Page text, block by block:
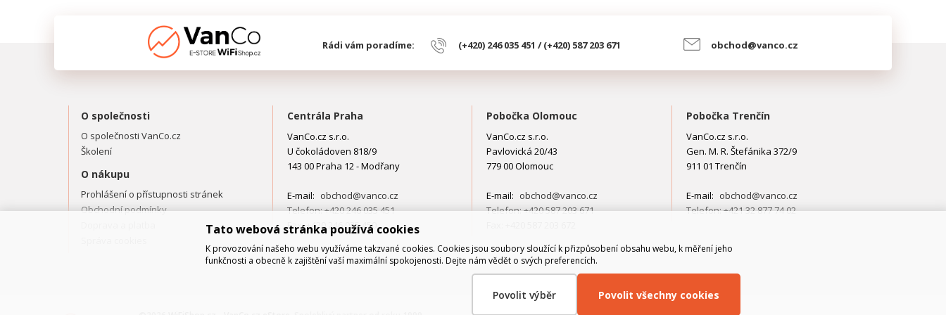
Rádi vám poradíme: (+420) 246 035 451 / (+420) 587 203 671 obchod@vanco.cz
O společnosti
O společnosti VanCo.cz
Školení
O nákupu
Prohlášení o přístupnosti stránek
Obchodní podmínky
Centrála Praha
VanCo.cz s.r.o.
U čokoládoven 818/9
143 00 Praha 12 - Modřany
E-mail: obchod@vanco.cz
Telefon: +420 246 035 451
Fax: +420 246 035 450
Pobočka Olomouc
VanCo.cz s.r.o.
Pavlovická 20/43
779 00 Olomouc
E-mail: obchod@vanco.cz
Telefon: +420 587 203 671
Pobočka Trenčín
VanCo.cz s.r.o.
Gen. M. R. Štefánika 372/9
911 01 Trenčín
E-mail: obchod@vanco.cz
Telefon: +421 32 877 74 02
Tato webová stránka používá cookies
K provozování našeho webu využíváme takzvané cookies. Cookies jsou soubory sloužící k přizpůsobení obsahu webu, k měření jeho
funkčnosti a obecně k zajištění vaší maximální spokojenosti. Dejte nám vědět o svých preferencích.
Povolit výběr Povolit všechny cookies